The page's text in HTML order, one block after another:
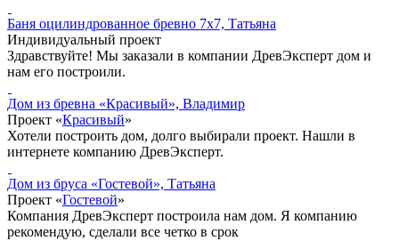
Баня оцилиндрованное бревно 7x7, Татьяна
Индивидуальный проект
Здравствуйте! Мы заказали в компании ДревЭксперт дом и
нам его построили.
Дом из бревна «Красивый», Владимир
Проект «Красивый»
Хотели построить дом, долго выбирали проект. Нашли в
интернете компанию ДревЭксперт.
Дом из бруса «Гостевой», Татьяна
Проект «Гостевой»
Компания ДревЭксперт построила нам дом. Я компанию
рекомендую, сделали все четко в срок